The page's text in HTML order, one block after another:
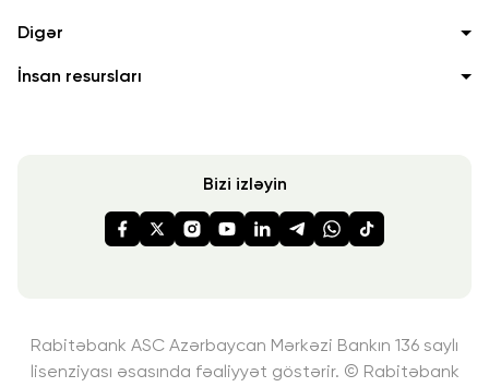
Digər
İnsan resursları
Bizi izləyin
Rabitəbank ASC Azərbaycan Mərkəzi Bankın 136 saylı
lisenziyası əsasında fəaliyyət göstərir. © Rabitəbank